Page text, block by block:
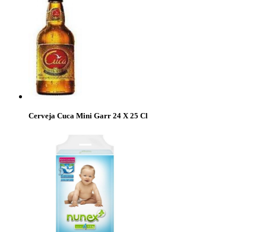
Cerveja Cuca Mini Garr 24 X 25 Cl